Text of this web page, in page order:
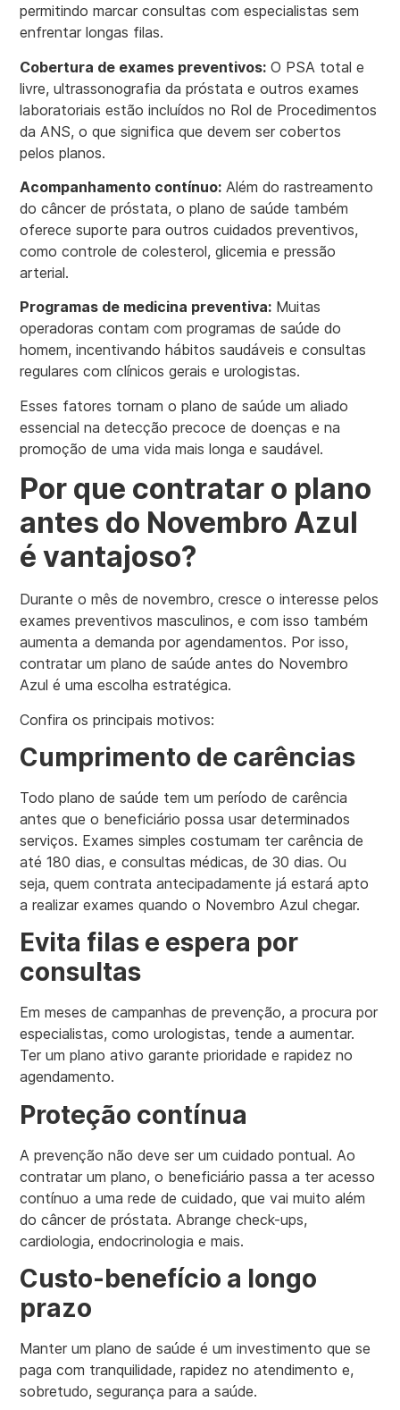
permitindo marcar consultas com especialistas sem
enfrentar longas filas.
Cobertura de exames preventivos: O PSA total e
livre, ultrassonografia da próstata e outros exames
laboratoriais estão incluídos no Rol de Procedimentos
da ANS, o que significa que devem ser cobertos
pelos planos.
Acompanhamento contínuo: Além do rastreamento
do câncer de próstata, o plano de saúde também
oferece suporte para outros cuidados preventivos,
como controle de colesterol, glicemia e pressão
arterial.
Programas de medicina preventiva: Muitas
operadoras contam com programas de saúde do
homem, incentivando hábitos saudáveis e consultas
regulares com clínicos gerais e urologistas.
Esses fatores tornam o plano de saúde um aliado
essencial na detecção precoce de doenças e na
promoção de uma vida mais longa e saudável.
Por que contratar o plano
antes do Novembro Azul
é vantajoso?
Durante o mês de novembro, cresce o interesse pelos
exames preventivos masculinos, e com isso também
aumenta a demanda por agendamentos. Por isso,
contratar um plano de saúde antes do Novembro
Azul é uma escolha estratégica.
Confira os principais motivos:
Cumprimento de carências
Todo plano de saúde tem um período de carência
antes que o beneficiário possa usar determinados
serviços. Exames simples costumam ter carência de
até 180 dias, e consultas médicas, de 30 dias. Ou
seja, quem contrata antecipadamente já estará apto
a realizar exames quando o Novembro Azul chegar.
Evita filas e espera por
consultas
Em meses de campanhas de prevenção, a procura por
especialistas, como urologistas, tende a aumentar.
Ter um plano ativo garante prioridade e rapidez no
agendamento.
Proteção contínua
A prevenção não deve ser um cuidado pontual. Ao
contratar um plano, o beneficiário passa a ter acesso
contínuo a uma rede de cuidado, que vai muito além
do câncer de próstata. Abrange check-ups,
cardiologia, endocrinologia e mais.
Custo-benefício a longo
prazo
Manter um plano de saúde é um investimento que se
paga com tranquilidade, rapidez no atendimento e,
sobretudo, segurança para a saúde.